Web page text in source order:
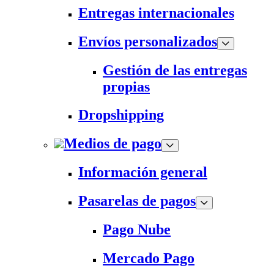
Entregas internacionales
Envíos personalizados
Gestión de las entregas
propias
Dropshipping
Medios de pago
Información general
Pasarelas de pagos
Pago Nube
Mercado Pago